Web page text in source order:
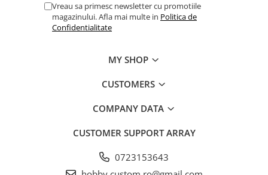
Vreau sa primesc newsletter cu promotiile
magazinului. Afla mai multe in Politica de
Confidentialitate
MY SHOP
CUSTOMERS
COMPANY DATA
CUSTOMER SUPPORTARRAY
0723153643